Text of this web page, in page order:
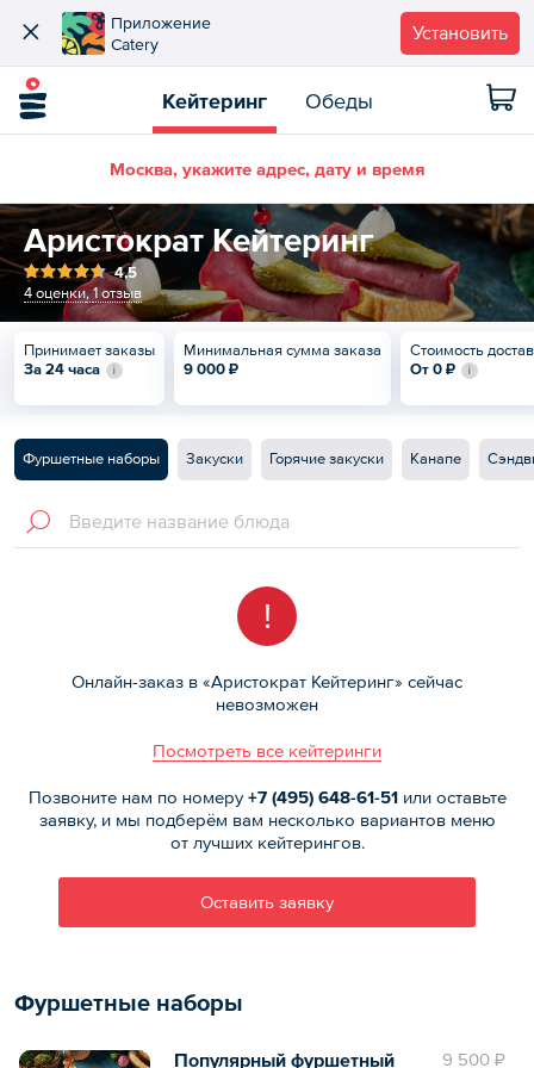
Приложение
Catery
Установить
Кейтеринг Обеды
Москва, укажите адрес, дату и время
Аристократ Кейтеринг
4,5
4 оценки,1 отзыв
Принимает заказы
За 24 часа
Минимальная сумма заказа
9 000 ₽
Стоимость
От 0 ₽
Фуршетные наборы Закуски Горячие закуски Канапе
!
Онлайн-заказ в «Аристократ Кейтеринг» сейчас
невозможен
Посмотреть все кейтеринги
Позвоните нам по номеру+7 (495) 648-61-51или оставьте
заявку, и мы подберём вам несколько вариантов меню
от лучших кейтерингов.
Оставить заявку
Фуршетные наборы
9 500 ₽
Популярный фуршетный